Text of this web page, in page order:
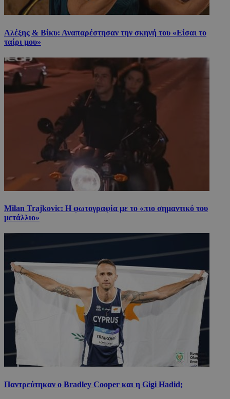
Αλέξης & Βίκυ: Αναπαρέστησαν την σκηνή του «Είσαι το
ταίρι μου»
Milan Trajkovic: Η φωτογραφία με το «πιο σημαντικό του
μετάλλιο»
Παντρεύτηκαν ο Bradley Cooper και η Gigi Hadid;